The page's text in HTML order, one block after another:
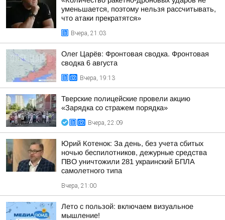
уменьшается, поэтому нельзя рассчитывать,
что атаки прекратятся»
Вчера, 21:03
Олег Царёв: Фронтовая сводка. Фронтовая
сводка 6 августа
Вчера, 19:13
Тверские полицейские провели акцию
«Зарядка со стражем порядка»
Вчера, 22:09
Юрий Котенок: За день, без учета сбитых
ночью беспилотников, дежурные средства
ПВО уничтожили 281 украинский БПЛА
самолетного типа
Вчера, 21:00
Лето с пользой: включаем визуальное
мышление!